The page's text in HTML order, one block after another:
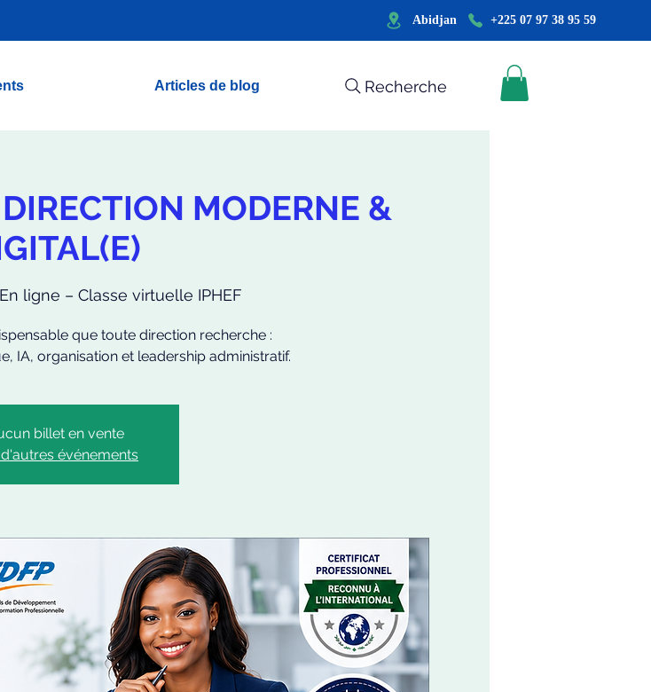
Abidjan +225 07 97 38 95 59
Articles de blog Recherche
MODERNE &
ligne – Classe virtuelle IPHEF
que toute direction recherche :
IA, organisation et leadership administratif.
billet en vente
événements